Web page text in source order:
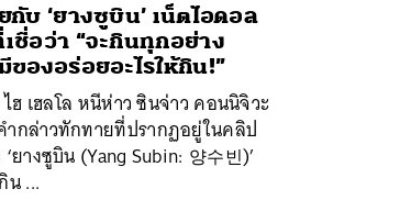
บ ‘ยางซูบิน’ เน็ตไอดอล
ชื่อว่า “จะกินทุกอย่าง
ของอร่อยอะไรให้กิน!”
ไฮ เฮลโล หนีห่าว ซินจ่าว คอนนิจิวะ
กล่าวทักทายที่ปรากฏอยู่ในคลิป
างซูบิน (Yang Subin: 양수빈)’
น ...